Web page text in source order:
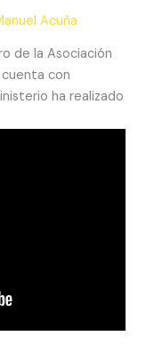
Acuña
de la Asociación
con
ha realizado